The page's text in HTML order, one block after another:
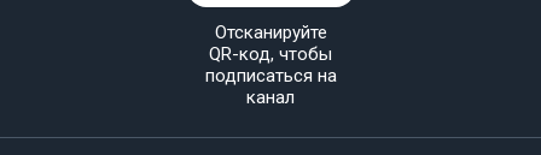
Отсканируйте
QR-код, чтобы
подписаться на
канал